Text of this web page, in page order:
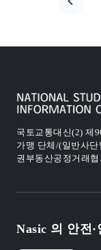
국토교통대신(2) 제
가맹 단체/(일반사
권부동산공정거래협
Nasic 의 안전